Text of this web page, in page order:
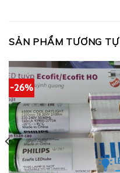
SẢN PHẨM TƯƠNG TỰ
-26%